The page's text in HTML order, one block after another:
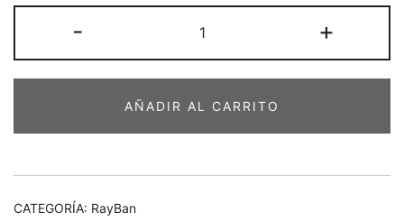
-
RB4180
49-
cantidad
+
AÑADIR AL CARRITO
CATEGORÍA: RayBan